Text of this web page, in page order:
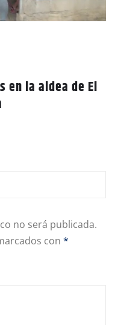
en la aldea de El
no será publicada.
con *